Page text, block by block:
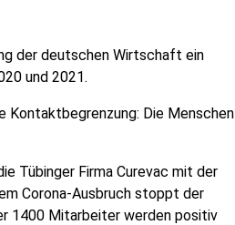
der deutschen Wirtschaft ein
und 2021.
Kontaktbegrenzung: Die Menschen
Tübinger Firma Curevac mit der
Corona-Ausbruch stoppt der
1400 Mitarbeiter werden positiv